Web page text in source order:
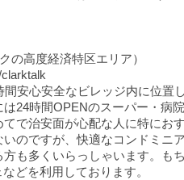
の高度経済特区エリア）
安心安全なビレッジ内に位置
24時間OPENのスーパー・病
で治安面が心配な人に特におす
のですが、快適なコンドミ
方も多くいらっしゃいます。も
どを利用しております。